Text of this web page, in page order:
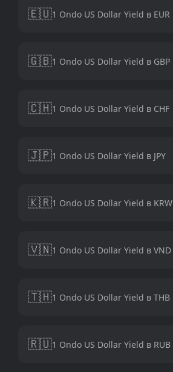
🇪🇺1 Ondo US Dollar Yield в EUR
🇬🇧1 Ondo US Dollar Yield в GBP
🇨🇭1 Ondo US Dollar Yield в CHF
🇯🇵1 Ondo US Dollar Yield в JPY
🇰🇷1 Ondo US Dollar Yield в KRW
🇻🇳1 Ondo US Dollar Yield в VND
🇹🇭1 Ondo US Dollar Yield в THB
🇷🇺1 Ondo US Dollar Yield в RUB